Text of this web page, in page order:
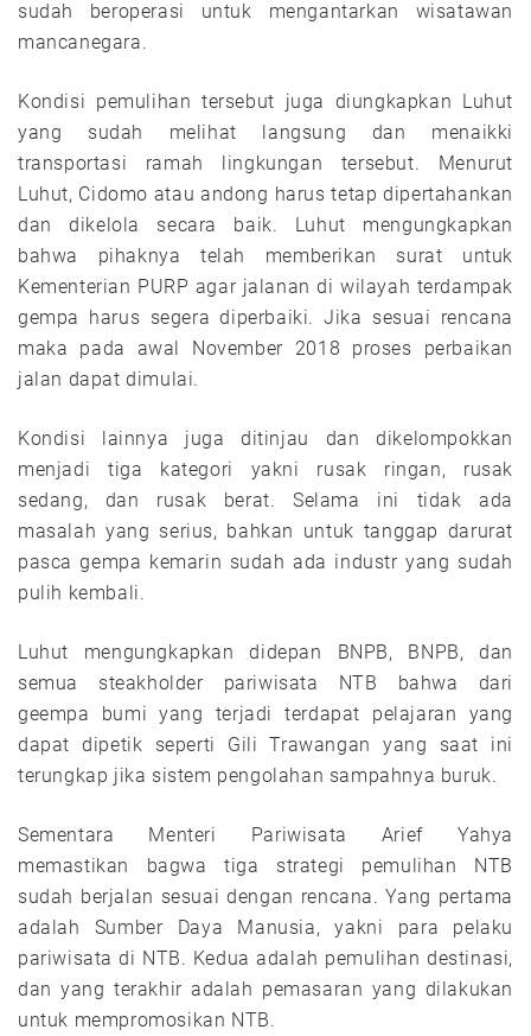
sudah beroperasi untuk mengantarkan wisatawan
mancanegara.
Kondisi pemulihan tersebut juga diungkapkan Luhut
yang sudah melihat langsung dan menaikki
transportasi ramah lingkungan tersebut. Menurut
Luhut, Cidomo atau andong harus tetap dipertahankan
dan dikelola secara baik. Luhut mengungkapkan
bahwa pihaknya telah memberikan surat untuk
Kementerian PURP agar jalanan di wilayah terdampak
gempa harus segera diperbaiki. Jika sesuai rencana
maka pada awal November 2018 proses perbaikan
jalan dapat dimulai.
Kondisi lainnya juga ditinjau dan dikelompokkan
menjadi tiga kategori yakni rusak ringan, rusak
sedang, dan rusak berat. Selama ini tidak ada
masalah yang serius, bahkan untuk tanggap darurat
pasca gempa kemarin sudah ada industr yang sudah
pulih kembali.
Luhut mengungkapkan didepan BNPB, BNPB, dan
semua steakholder pariwisata NTB bahwa dari
geempa bumi yang terjadi terdapat pelajaran yang
dapat dipetik seperti Gili Trawangan yang saat ini
terungkap jika sistem pengolahan sampahnya buruk.
Sementara Menteri Pariwisata Arief Yahya
memastikan bagwa tiga strategi pemulihan NTB
sudah berjalan sesuai dengan rencana. Yang pertama
adalah Sumber Daya Manusia, yakni para pelaku
pariwisata di NTB. Kedua adalah pemulihan destinasi,
dan yang terakhir adalah pemasaran yang dilakukan
untuk mempromosikan NTB.